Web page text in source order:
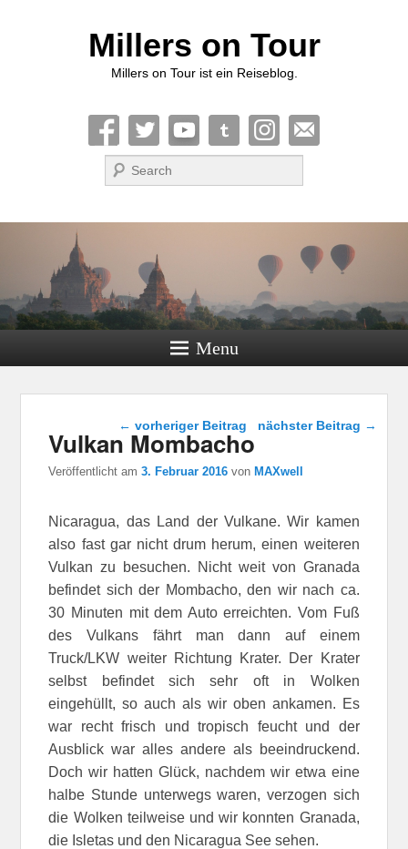
Millers on Tour
Millers on Tour ist ein Reiseblog.
Suche
Menu
Beitragsnavigation
← vorheriger Beitrag nächster Beitrag →
Vulkan Mombacho
Veröffentlicht am3. Februar 2016 vonMAXwell
Nicaragua, das Land der Vulkane. Wir kamen
also fast gar nicht drum herum, einen weiteren
Vulkan zu besuchen. Nicht weit von Granada
befindet sich der Mombacho, den wir nach ca.
30 Minuten mit dem Auto erreichten. Vom Fuß
des Vulkans fährt man dann auf einem
Truck/LKW weiter Richtung Krater. Der Krater
selbst befindet sich sehr oft in Wolken
eingehüllt, so auch als wir oben ankamen. Es
war recht frisch und tropisch feucht und der
Ausblick war alles andere als beeindruckend.
Doch wir hatten Glück, nachdem wir etwa eine
halbe Stunde unterwegs waren, verzogen sich
die Wolken teilweise und wir konnten Granada,
die Isletas und den Nicaragua See sehen.